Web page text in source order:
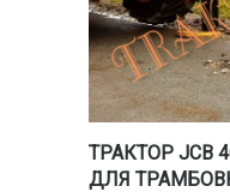
ТРАКТОР JCB
ДЛЯ